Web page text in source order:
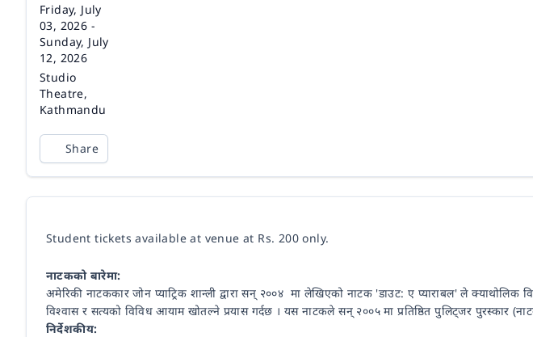
Date
Friday, July
03, 2026 -
Sunday, July
12, 2026
Venue
Studio
Theatre,
Kathmandu
Share
Student tickets available at venue at Rs. 200 only.
नाटकको बारेमा:
अमेरिकी नाटककार जोन प्याट्रिक शान्ली द्वारा सन् २००४ मा लेखिएको नाटक 'डाउट: ए प्याराबल' ले क्याथोलिक
विश्वास र सत्यको विविध आयाम खोतल्ने प्रयास गर्दछ । यस नाटकले सन् २००५ मा प्रतिष्ठित पुलिट्जर पुरस्कार
निर्देशकीय: